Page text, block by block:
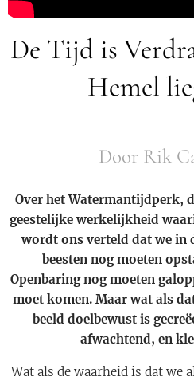
De Tijd is
Hemel
Door Rik
Over het Watermantijdperk,
geestelijke werkelijkheid
wordt ons verteld dat we in
beesten nog moeten
Openbaring nog moeten
moet komen. Maar wat als
beeld doelbewust is
afwachtend, en
Wat als de waarheid is dat we